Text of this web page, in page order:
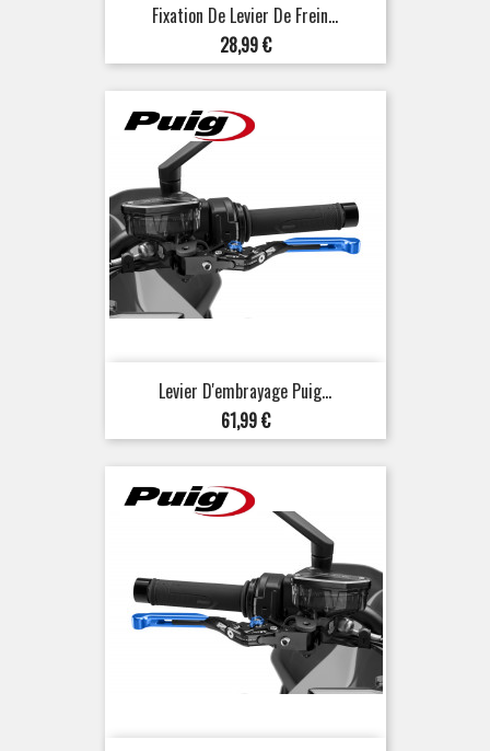
Fixation De Levier De Frein...
Prix
28,99 €
Levier D'embrayage Puig...
Prix
61,99 €